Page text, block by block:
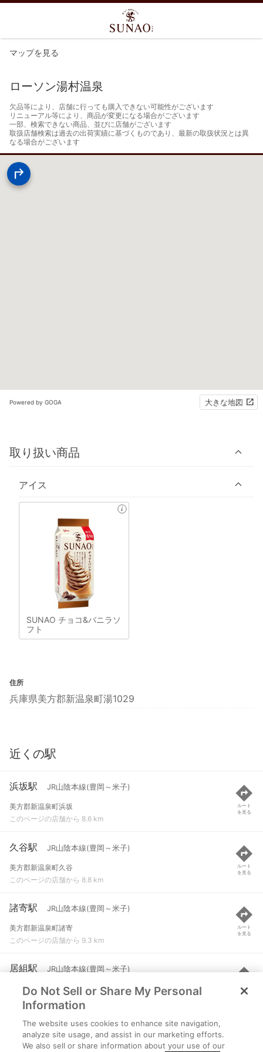
マップを見る
ローソン湯村温泉
欠品等により、店舗に行っても購入できない可能性がございます
リニューアル等により、商品が変更になる場合がございます
一部、検索できない商品、並びに店舗がございます
取扱店舗検索は過去の出荷実績に基づくものであり、最新の取扱状況とは異
なる場合がございます
Powered by GOGA 大きな地図
取り扱い商品
アイス
SUNAO チョコ&バニラソ
フト
住所
兵庫県美方郡新温泉町湯1029
近くの駅
浜坂駅 JR山陰本線(豊岡～米子)
美方郡新温泉町浜坂
このページの店舗から 8.6 km
ルート
を見る
久谷駅 JR山陰本線(豊岡～米子)
美方郡新温泉町久谷
このページの店舗から 8.8 km
ルート
を見る
諸寄駅 JR山陰本線(豊岡～米子)
美方郡新温泉町諸寄
このページの店舗から 9.3 km
ルート
を見る
居組駅 JR山陰本線(豊岡～米子)
美方郡新温泉町居組
このページの店舗から 11 km
ルート
を見る
餘部駅 JR山陰本線(豊岡～米子)
美方郡香美町香住区余部
Do Not Sell or Share My Personal
Information
The website uses cookies to enhance site navigation,
analyze site usage, and assist in our marketing efforts.
We also sell or share information about your use of our